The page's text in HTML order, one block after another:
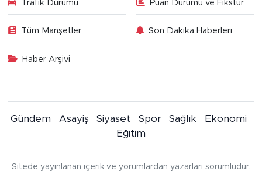
Trafik Durumu Puan Durumu ve Fikstür
Tüm Manşetler Son Dakika Haberleri
Haber Arşivi
Gündem Asayiş Siyaset Spor Sağlık
Ekonomi
Eğitim
Sitede yayınlanan içerik ve yorumlardan yazarları sorumludur.